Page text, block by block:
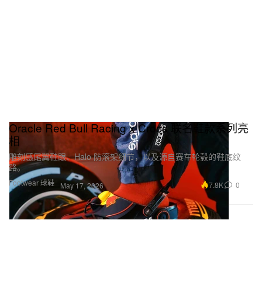
Footwear 球鞋
Oracle Red Bull Racing x Crocs 联名鞋款系列亮
相
雕刻感尾翼鞋跟、Halo 防滚架细节，以及源自赛车轮毂的鞋底纹
路。
May 17, 2026 7.8K 0